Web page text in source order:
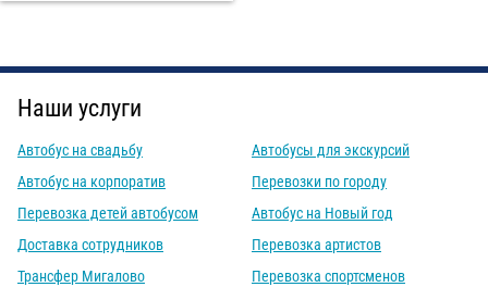
Наши услуги
Автобус на свадьбу
Автобус на корпоратив
Перевозка детей автобусом
Доставка сотрудников
Трансфер Мигалово
Автобусы для экскурсий
Перевозки по городу
Автобус на Новый год
Перевозка артистов
Перевозка спортсменов